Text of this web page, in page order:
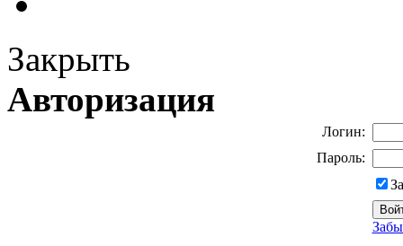
Закрыть
Авторизация
Логин:
Пароль: